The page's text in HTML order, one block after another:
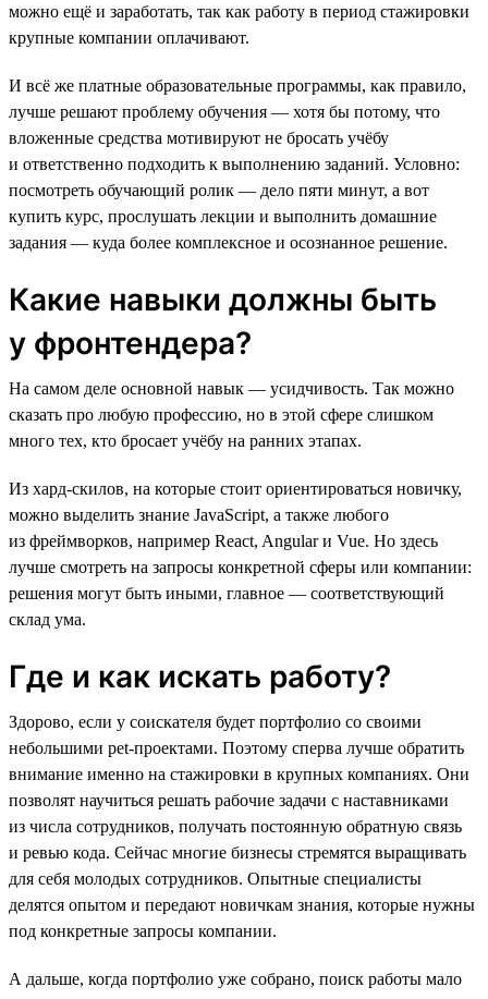
можно ещё и заработать, так как работу в период стажировки
крупные компании оплачивают.
И всё же платные образовательные программы, как правило,
лучше решают проблему обучения — хотя бы потому, что
вложенные средства мотивируют не бросать учёбу
и ответственно подходить к выполнению заданий. Условно:
посмотреть обучающий ролик — дело пяти минут, а вот
купить курс, прослушать лекции и выполнить домашние
задания — куда более комплексное и осознанное решение.
Какие навыки должны быть
у фронтендера?
На самом деле основной навык — усидчивость. Так можно
сказать про любую профессию, но в этой сфере слишком
много тех, кто бросает учёбу на ранних этапах.
Из хард-скилов, на которые стоит ориентироваться новичку,
можно выделить знание JavaScript, а также любого
из фреймворков, например React, Angular и Vue. Но здесь
лучше смотреть на запросы конкретной сферы или компании:
решения могут быть иными, главное — соответствующий
склад ума.
Где и как искать работу?
Здорово, если у соискателя будет портфолио со своими
небольшими pet-проектами. Поэтому сперва лучше обратить
внимание именно на стажировки в крупных компаниях. Они
позволят научиться решать рабочие задачи с наставниками
из числа сотрудников, получать постоянную обратную связь
и ревью кода. Сейчас многие бизнесы стремятся выращивать
для себя молодых сотрудников. Опытные специалисты
делятся опытом и передают новичкам знания, которые нужны
под конкретные запросы компании.
А дальше, когда портфолио уже собрано, поиск работы мало